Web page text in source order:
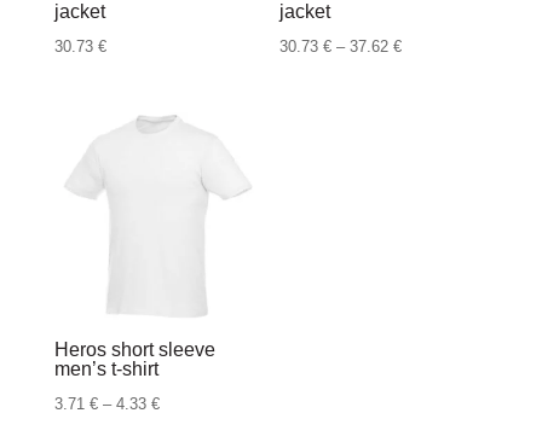
jacket
30.73 €
jacket
30.73€ – 37.62€Raspon
Heros short sleeve
men’s t-shirt
3.71 € – 4.33 €Raspon